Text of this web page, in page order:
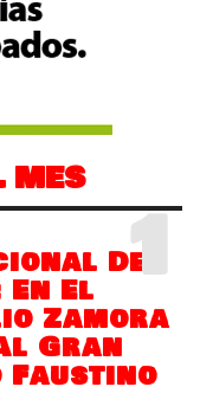
MES
1
Del
El
Zamora
Gran
Faustino